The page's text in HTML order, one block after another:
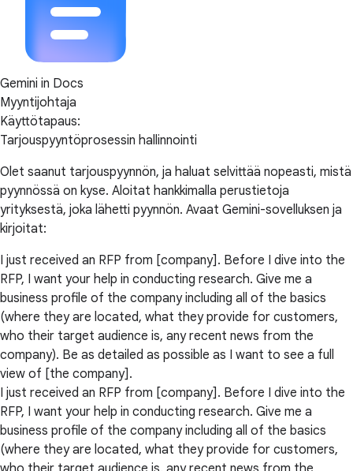
Gemini in Docs
Myyntijohtaja
Käyttötapaus:
Tarjouspyyntöprosessin hallinnointi
Olet saanut tarjouspyynnön, ja haluat selvittää nopeasti, mistä
pyynnössä on kyse. Aloitat hankkimalla perustietoja
yrityksestä, joka lähetti pyynnön. Avaat Gemini-sovelluksen ja
kirjoitat:
I just received an RFP from [company]. Before I dive into the
RFP, I want your help in conducting research. Give me a
business profile of the company including all of the basics
(where they are located, what they provide for customers,
who their target audience is, any recent news from the
company). Be as detailed as possible as I want to see a full
view of [the company].
I just received an RFP from [company]. Before I dive into the
RFP, I want your help in conducting research. Give me a
business profile of the company including all of the basics
(where they are located, what they provide for customers,